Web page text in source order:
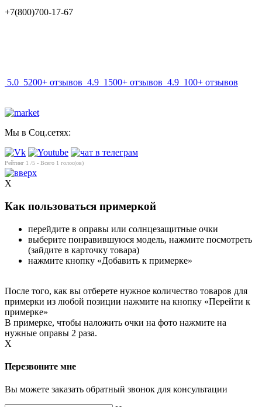
+7(800)700-17-67
5.0 5200+ отзывов 4.9 1500+ отзывов 4.9 100+ отзывов
Мы в Соц.сетях:
Рейтинг 1 /5 - Всего 1 голос(ов)
X
Как пользоваться примеркой
перейдите в оправы или солнцезащитные очки
выберите понравившуюся модель, нажмите посмотреть
(зайдите в карточку товара)
нажмите кнопку «Добавить к примерке»
После того, как вы отберете нужное количество товаров для
примерки из любой позиции нажмите на кнопку «Перейти к
примерке»
В примерке, чтобы наложить очки на фото нажмите на
нужные оправы 2 раза.
X
Перезвоните мне
Вы можете заказать обратный звонок для консультации